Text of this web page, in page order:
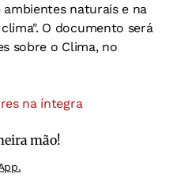
naturais e na
O documento será
sobre o Clima, no
na íntegra
mão!